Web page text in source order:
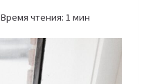
Время чтения: 1 мин